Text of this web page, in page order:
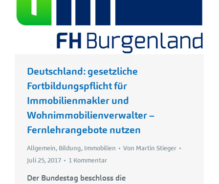
Deutschland: gesetzliche
Fortbildungspflicht für
Immobilienmakler und
Wohnimmobilienverwalter –
Fernlehrangebote nutzen
Allgemein, Bildung, Immobilien Von Martin Stieger
Juli 25, 2017
1 Kommentar
Der Bundestag beschloss die